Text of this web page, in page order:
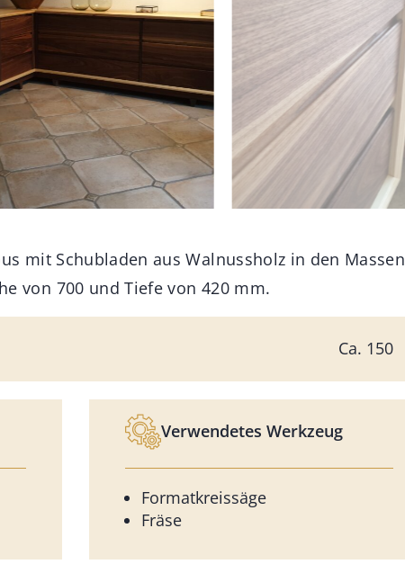
mit Schubladen aus Walnussholz in den Massen
von 700 und Tiefe von 420 mm.
Ca. 150
Verwendetes Werkzeug
Formatkreissäge
Fräse